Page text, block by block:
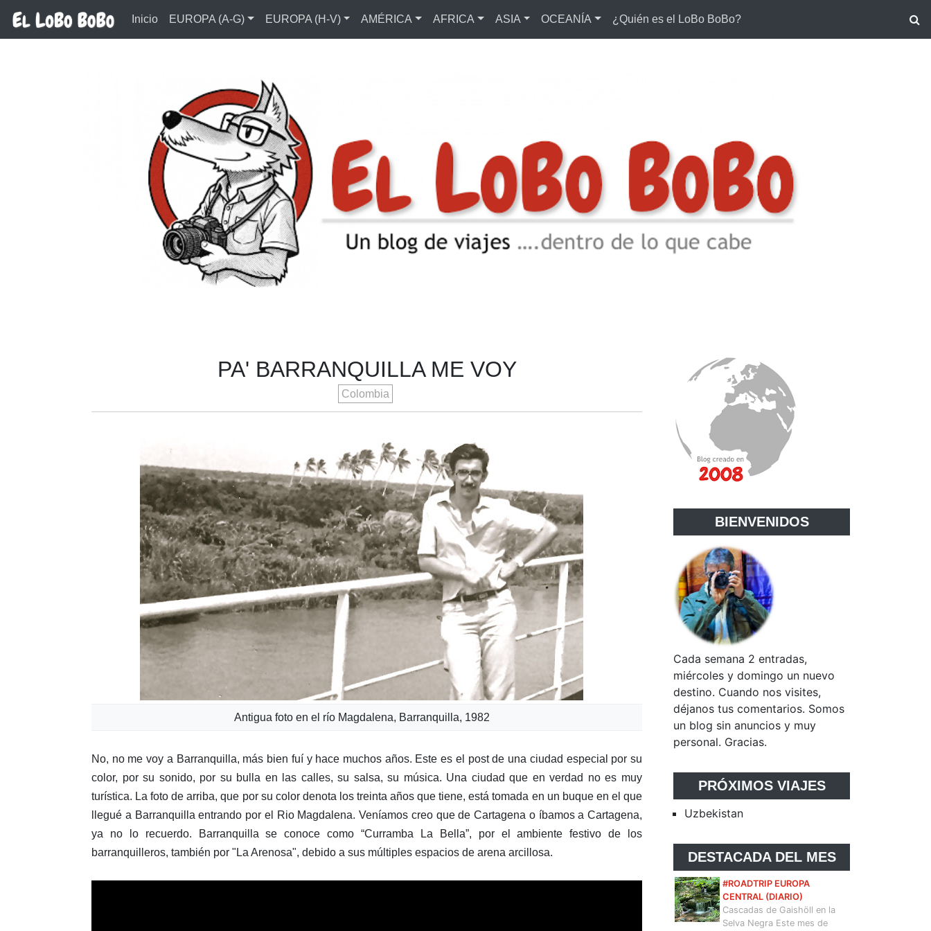
Inicio EUROPA (A-G) EUROPA (H-V) AMÉRICA AFRICA ASIA OCEANÍA ¿Quién es el LoBo BoBo?
PA' BARRANQUILLA ME VOY
Colombia
Antigua foto en el río Magdalena, Barranquilla, 1982
No, no me voy a Barranquilla, más bien fuí y hace muchos años. Este es el post de una ciudad especial por su
color, por su sonido, por su bulla en las calles, su salsa, su música. Una ciudad que en verdad no es muy
turística. La foto de arriba, que por su color denota los treinta años que tiene, está tomada en un buque en el que
llegué a Barranquilla entrando por el Rio Magdalena. Veníamos creo que de Cartagena o íbamos a Cartagena,
ya no lo recuerdo. Barranquilla se conoce como “Curramba La Bella”, por el ambiente festivo de los
barranquilleros, también por "La Arenosa", debido a sus múltiples espacios de arena arcillosa.
BIENVENIDOS
Cada semana 2 entradas,
miércoles y domingo un nuevo
destino. Cuando nos visites,
déjanos tus comentarios. Somos
un blog sin anuncios y muy
personal. Gracias.
PRÓXIMOS VIAJES
Uzbekistan
DESTACADA DEL MES
#ROADTRIP EUROPA
CENTRAL (DIARIO)
Cascadas de Gaishöll en la
Selva Negra Este mes de